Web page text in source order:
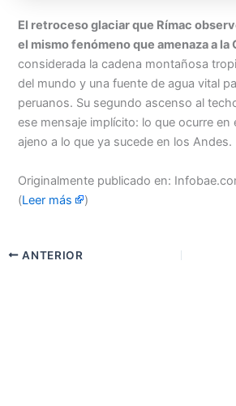
El retroceso glaciar que Rímac
el mismo fenómeno que amenaza a la
considerada la cadena montañosa
del mundo y una fuente de agua vital
peruanos. Su segundo ascenso al
ese mensaje implícito: lo que ocurre en
ajeno a lo que ya sucede en los Andes.
Originalmente publicado en:
(Leer más )
ANTERIOR